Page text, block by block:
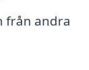
från andra